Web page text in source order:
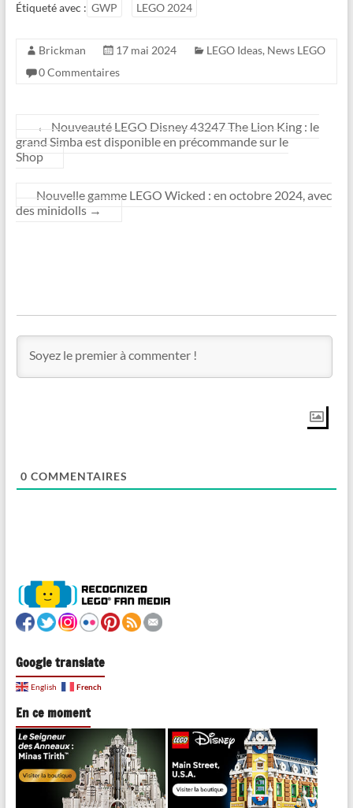
Étiqueté avec : GWP LEGO 2024
Brickman 17 mai 2024 LEGO Ideas, News LEGO
0 Commentaires
←
Nouveauté LEGO Disney 43247 The Lion King : le
grand Simba est disponible en précommande sur le
Shop
Nouvelle gamme LEGO Wicked : en octobre 2024, avec
des minidolls →
0 COMMENTAIRES
Google translate
English French
En ce moment